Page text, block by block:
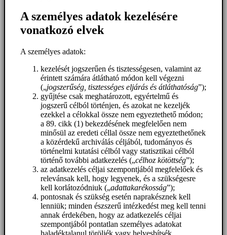
A személyes adatok kezelésére
vonatkozó elvek
A személyes adatok:
kezelését jogszerűen és tisztességesen, valamint az
érintett számára átlátható módon kell végezni
(„jogszerűség, tisztességes eljárás és átláthatóság”);
gyűjtése csak meghatározott, egyértelmű és
jogszerű célból történjen, és azokat ne kezeljék
ezekkel a célokkal össze nem egyeztethető módon;
a 89. cikk (1) bekezdésének megfelelően nem
minősül az eredeti céllal össze nem egyeztethetőnek
a közérdekű archiválás céljából, tudományos és
történelmi kutatási célból vagy statisztikai célból
történő további adatkezelés („célhoz kötöttség”);
az adatkezelés céljai szempontjából megfelelőek és
relevánsak kell, hogy legyenek, és a szükségesre
kell korlátozódniuk („adattakarékosság”);
pontosnak és szükség esetén naprakésznek kell
lenniük; minden észszerű intézkedést meg kell tenni
annak érdekében, hogy az adatkezelés céljai
szempontjából pontatlan személyes adatokat
haladéktalanul töröljék vagy helyesbítsék